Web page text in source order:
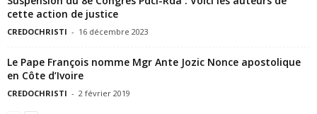
cette action de justice
CREDOCHRISTI - 16 décembre 2023
Le Pape François nomme Mgr Ante Jozic Nonce apostolique
en Côte d’Ivoire
CREDOCHRISTI - 2 février 2019